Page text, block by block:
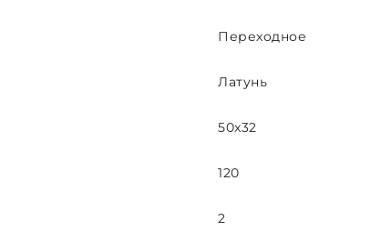
Переходное
Латунь
50x32
120
2